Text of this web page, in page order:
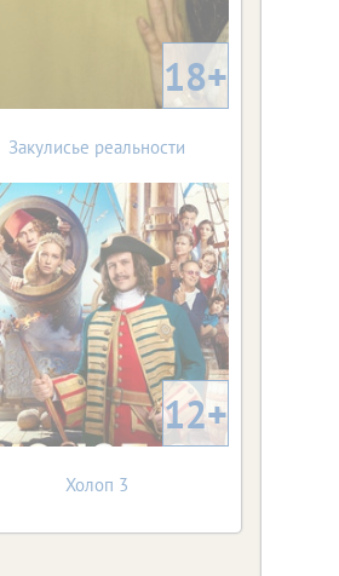
18+
Закулисье реальности
12+
Холоп 3